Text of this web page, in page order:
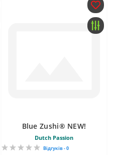
Blue Zushi® NEW!
Dutch Passion
Відгуків - 0